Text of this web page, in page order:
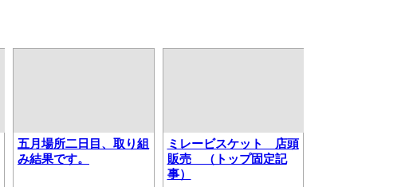
五月場所二日目、取り組
み結果です。
ミレービスケット 店頭
販売 （トップ固定記
事）